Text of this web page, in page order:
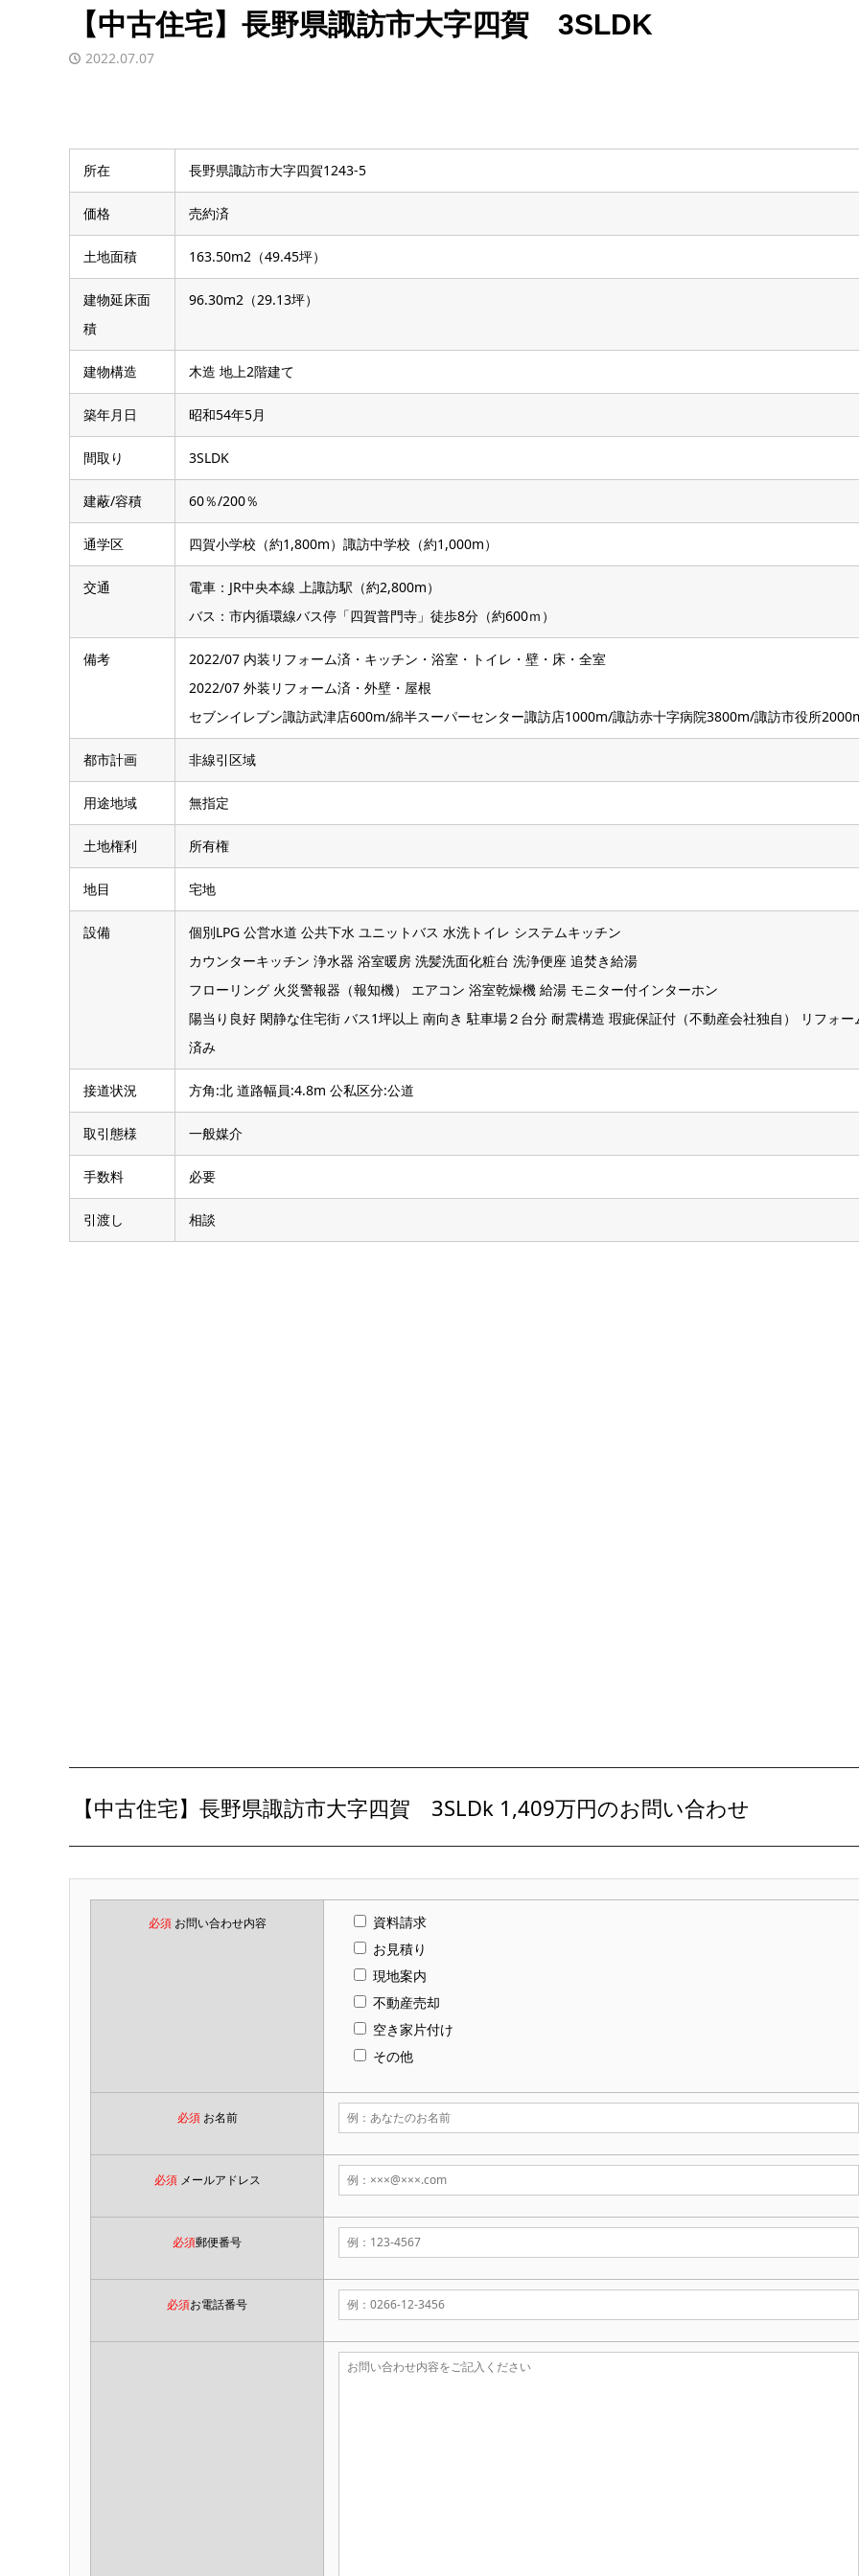
【中古住宅】長野県諏訪市大字四賀 3SLDK
2022.07.07
所在 長野県諏訪市大字四賀1243-5
価格 売約済
土地面積 163.50m2（49.45坪）
建物延床面
積
96.30m2（29.13坪）
建物構造 木造 地上2階建て
築年月日 昭和54年5月
間取り 3SLDK
建蔽/容積 60％/200％
通学区 四賀小学校（約1,800m）諏訪中学校（約1,000m）
交通
電車：JR中央本線 上諏訪駅（約2,800m）
バス：市内循環線バス停「四賀普門寺」徒歩8分（約600ｍ）
備考
2022/07 内装リフォーム済・キッチン・浴室・トイレ・壁・床・全室
2022/07 外装リフォーム済・外壁・屋根
セブンイレブン諏訪武津店600m/綿半スーパーセンター諏訪店1000m/諏訪赤十字病院3800m/諏訪市役所
都市計画 非線引区域
用途地域 無指定
土地権利 所有権
地目 宅地
設備
個別LPG 公営水道 公共下水 ユニットバス 水洗トイレ システムキッチン
カウンターキッチン 浄水器 浴室暖房 洗髪洗面化粧台 洗浄便座 追焚き給湯
フローリング 火災警報器（報知機） エアコン 浴室乾燥機 給湯 モニター付インターホン
陽当り良好 閑静な住宅街 バス1坪以上 南向き 駐車場２台分 耐震構造 瑕疵保証付（不動産会社独自） リフォー
済み
接道状況 方角:北 道路幅員:4.8m 公私区分:公道
取引態様 一般媒介
手数料 必要
引渡し 相談
【中古住宅】長野県諏訪市大字四賀 3SLDk 1,409万円のお問い合わせ
必須お問い合わせ内容
資料請求
お見積り
現地案内
不動産売却
空き家片付け
その他
必須お名前
必須メールアドレス
必須郵便番号
必須お電話番号